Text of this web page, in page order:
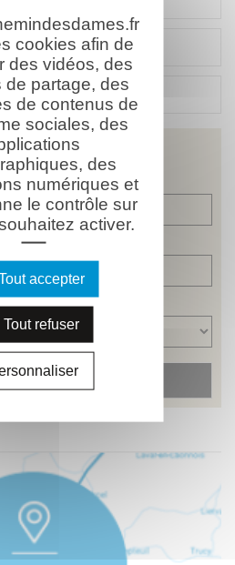
ce combattant
pour ce combattant
cookies afin de
des vidéos, des
de partage, des
de contenus de
sociales, des
des
numériques et
le contrôle sur
activer.
accepter
Tout refuser